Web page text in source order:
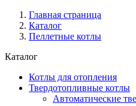
Главная страница
Каталог
Пеллетные котлы
Каталог
Котлы для отопления
Твердотопливные котлы
Автоматические